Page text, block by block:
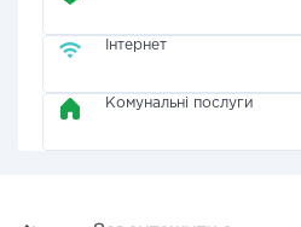
Інтернет
Комунальні послуги